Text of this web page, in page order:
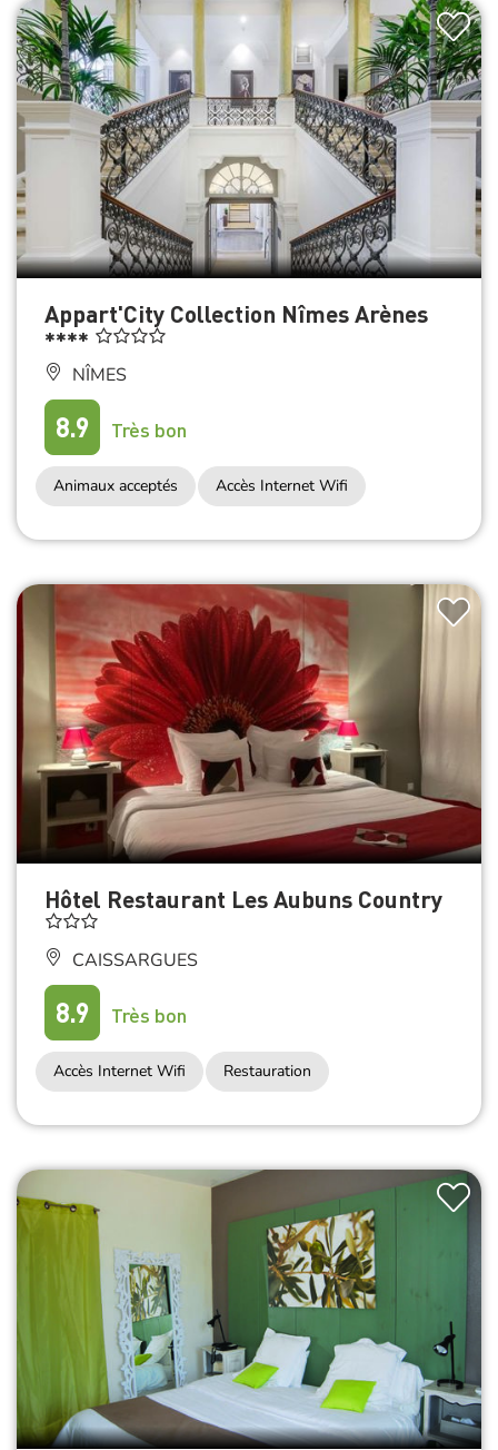
Appart'City Collection Nîmes Arènes
****
NÎMES
8.9 Très bon
Animaux acceptés Accès Internet Wifi
Hôtel Restaurant Les Aubuns Country
CAISSARGUES
8.9 Très bon
Accès Internet Wifi Restauration